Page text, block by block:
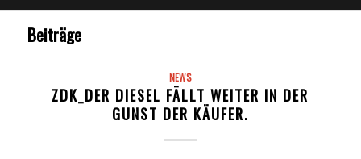
Beiträge
NEWS
ZDK_DER DIESEL FÄLLT WEITER IN DER
GUNST DER KÄUFER.